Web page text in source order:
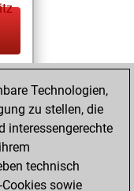
Technologien,
zu stellen, die
interessengerechte
technisch
sowie